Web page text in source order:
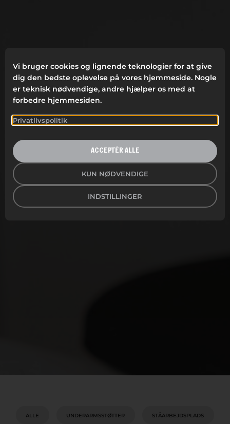
ALLE UNDERARMSSTØTTER STÅARBEJDSPLADS
Vi bruger cookies og lignende teknologier for at give
dig den bedste oplevelse på vores hjemmeside. Nogle
er teknisk nødvendige, andre hjælper os med at
forbedre hjemmesiden.
Privatlivspolitik
KUN NØDVENDIGE
INDSTILLINGER
ACCEPTÉR ALLE